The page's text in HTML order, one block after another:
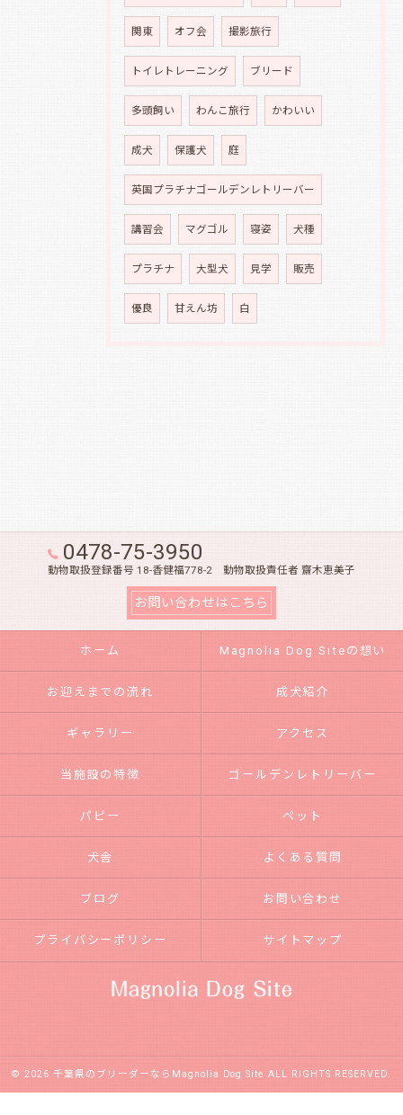
関東 オフ会 撮影旅行
トイレトレーニング ブリード
多頭飼い わんこ旅行 かわいい
成犬 保護犬 庭
英国プラチナゴールデンレトリーバー
講習会 マグゴル 寝姿 犬種
プラチナ 大型犬 見学 販売
優良 甘えん坊 白
0478-75-3950
動物取扱登録番号 18-香健福778-2 動物取扱責任者 齋木恵美子
お問い合わせはこちら
ホーム Magnolia Dog Siteの想い
お迎えまでの流れ 成犬紹介
ギャラリー アクセス
当施設の特徴 ゴールデンレトリーバー
パピー ペット
犬舎 よくある質問
ブログ お問い合わせ
プライバシーポリシー サイトマップ
© 2026 千葉県のブリーダーならMagnolia Dog Site ALL RIGHTS RESERVED.